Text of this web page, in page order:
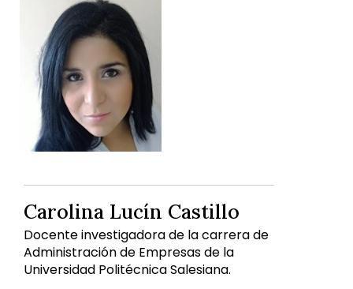
Carolina Lucín Castillo
Docente investigadora de la carrera de
Administración de Empresas de la
Universidad Politécnica Salesiana.